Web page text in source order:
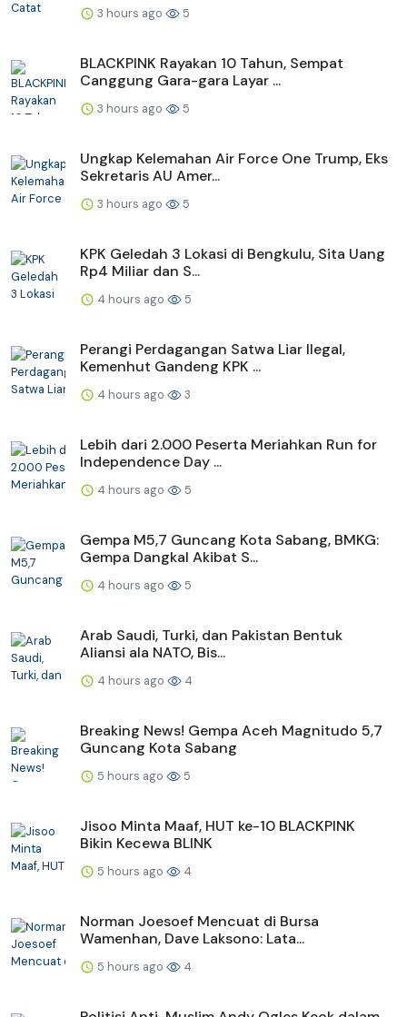
3 hours ago 5
BLACKPINK Rayakan 10 Tahun, Sempat
Canggung Gara-gara Layar ...
3 hours ago 5
Ungkap Kelemahan Air Force One Trump, Eks
Sekretaris AU Amer...
3 hours ago 5
KPK Geledah 3 Lokasi di Bengkulu, Sita Uang
Rp4 Miliar dan S...
4 hours ago 5
Perangi Perdagangan Satwa Liar Ilegal,
Kemenhut Gandeng KPK ...
4 hours ago 3
Lebih dari 2.000 Peserta Meriahkan Run for
Independence Day ...
4 hours ago 5
Gempa M5,7 Guncang Kota Sabang, BMKG:
Gempa Dangkal Akibat S...
4 hours ago 5
Arab Saudi, Turki, dan Pakistan Bentuk
Aliansi ala NATO, Bis...
4 hours ago 4
Breaking News! Gempa Aceh Magnitudo 5,7
Guncang Kota Sabang
5 hours ago 5
Jisoo Minta Maaf, HUT ke-10 BLACKPINK
Bikin Kecewa BLINK
5 hours ago 4
Norman Joesoef Mencuat di Bursa
Wamenhan, Dave Laksono: Lata...
5 hours ago 4